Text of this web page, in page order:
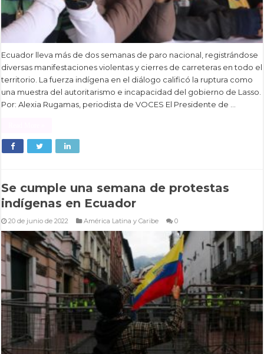
Ecuador lleva más de dos semanas de paro nacional, registrándose
diversas manifestaciones violentas y cierres de carreteras en todo el
territorio. La fuerza indígena en el diálogo calificó la ruptura como
una muestra del autoritarismo e incapacidad del gobierno de Lasso.
Por: Alexia Rugamas, periodista de VOCES El Presidente de …
Se cumple una semana de protestas
indígenas en Ecuador
20 de junio de 2022 América Latina y Caribe 0